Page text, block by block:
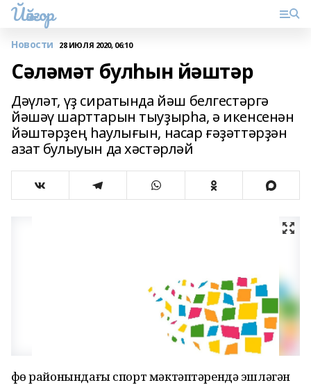
Йәйғор
Новости 28 ИЮЛЯ 2020, 06:10
Сәләмәт булһын йәштәр
Дәүләт, үҙ сиратында йәш белгестәргә
йәшәү шарттарын тыуҙырһа, ә икенсенән
йәштәрҙең һаулығын, насар ғәҙәттәрҙән
азат булыуын да хәстәрләй
Өфө районындағы спорт мәктәптәрендә эшләгән